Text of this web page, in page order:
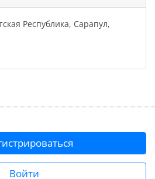
Республика, Сарапул,
Войти